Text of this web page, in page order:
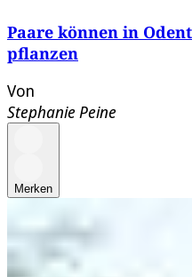
Paare können in
pflanzen
Von
Stephanie Peine
Merken